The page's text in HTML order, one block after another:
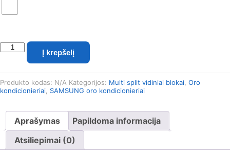
produkto
Samsung
Premiere+
Multi
split
vidinis
blokas
Į krepšelį
Produkto kodas: N/A Kategorijos: Multi split vidiniai blokai Oro
kondicionieriai SAMSUNG oro kondicionieriai
Aprašymas
Papildoma informacija
Atsiliepimai (0)